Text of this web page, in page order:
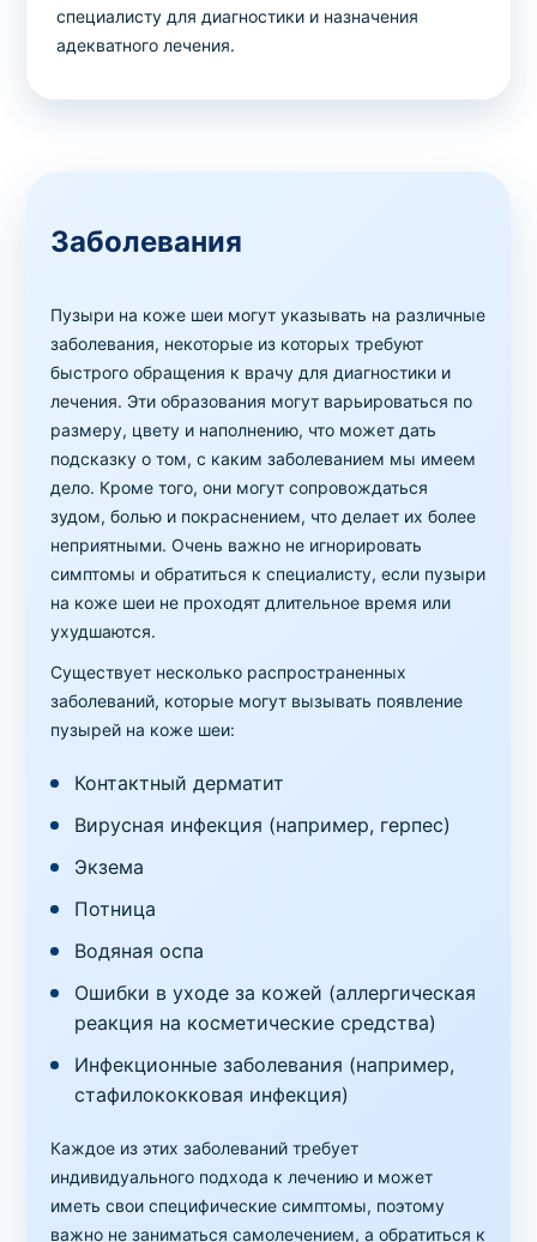
специалисту для диагностики и назначения
адекватного лечения.
Заболевания
Пузыри на коже шеи могут указывать на различные
заболевания, некоторые из которых требуют
быстрого обращения к врачу для диагностики и
лечения. Эти образования могут варьироваться по
размеру, цвету и наполнению, что может дать
подсказку о том, с каким заболеванием мы имеем
дело. Кроме того, они могут сопровождаться
зудом, болью и покраснением, что делает их более
неприятными. Очень важно не игнорировать
симптомы и обратиться к специалисту, если пузыри
на коже шеи не проходят длительное время или
ухудшаются.
Существует несколько распространенных
заболеваний, которые могут вызывать появление
пузырей на коже шеи:
Контактный дерматит
Вирусная инфекция (например, герпес)
Экзема
Потница
Водяная оспа
Ошибки в уходе за кожей (аллергическая
реакция на косметические средства)
Инфекционные заболевания (например,
стафилококковая инфекция)
Каждое из этих заболеваний требует
индивидуального подхода к лечению и может
иметь свои специфические симптомы, поэтому
важно не заниматься самолечением, а обратиться к